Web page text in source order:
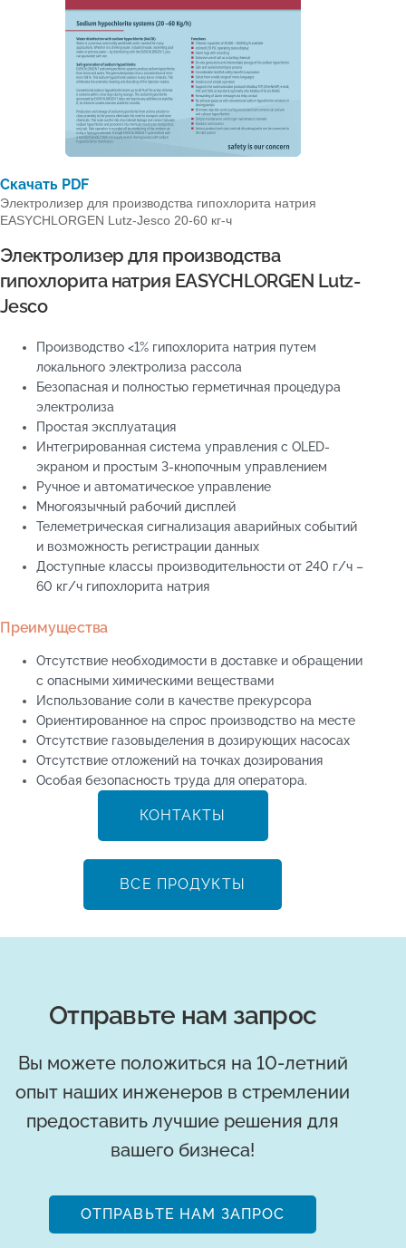
Скачать PDF
Электролизер для производства гипохлорита натрия
EASYCHLORGEN Lutz-Jesco 20-60 кг-ч
Электролизер для производства
гипохлорита натрия EASYCHLORGEN Lutz-
Jesco
Производство <1% гипохлорита натрия путем
локального электролиза рассола
Безопасная и полностью герметичная процедура
электролиза
Простая эксплуатация
Интегрированная система управления с OLED-
экраном и простым 3-кнопочным управлением
Ручное и автоматическое управление
Многоязычный рабочий дисплей
Телеметрическая сигнализация аварийных событий
и возможность регистрации данных
Доступные классы производительности от 240 г/ч –
60 кг/ч гипохлорита натрия
Преимущества
Отсутствие необходимости в доставке и обращении
с опасными химическими веществами
Использование соли в качестве прекурсора
Ориентированное на спрос производство на месте
Отсутствие газовыделения в дозирующих насосах
Отсутствие отложений на точках дозирования
Особая безопасность труда для оператора.
КОНТАКТЫ
ВСЕ ПРОДУКТЫ
Отправьте нам запрос
Вы можете положиться на 10-летний
опыт наших инженеров в стремлении
предоставить лучшие решения для
вашего бизнеса!
ОТПРАВЬТЕ НАМ ЗАПРОС